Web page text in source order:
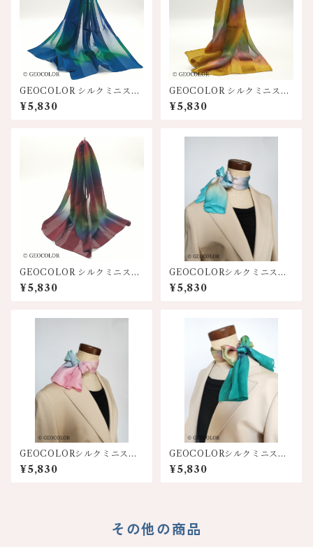
GEOCOLOR シルクミニスカ
ーフ100S【ブルー系】
¥5,830
GEOCOLOR シルクミニスカ
ーフ100S【金茶系】
¥5,830
GEOCOLOR シルクミニスカ
ーフ100S【濃厚ワイン系】
¥5,830
GEOCOLORシルクミニスカ
ーフ【水色系】
¥5,830
GEOCOLORシルクミニスカ
ーフ【ピンク系グラデーショ
ン】
¥5,830
GEOCOLORシルクミニスカ
ーフ【エメグリ系】人気
色！！
¥5,830
その他の商品